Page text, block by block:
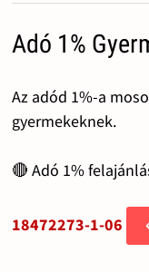
Adó 1%
Az adód 1%-a
gyermekeknek.
🔴 Adó 1%
18472273-1-06